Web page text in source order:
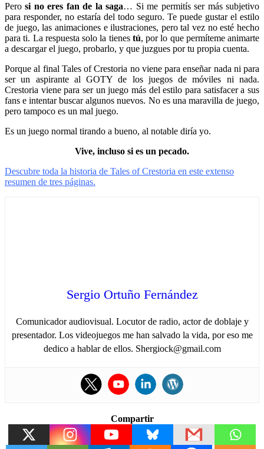
Pero si no eres fan de la saga… Si me permitís ser más subjetivo
para responder, no estaría del todo seguro. Te puede gustar el estilo
de juego, las animaciones e ilustraciones, pero tal vez no esté hecho
para ti. La respuesta solo la tienes tú, por lo que permíteme animarte
a descargar el juego, probarlo, y que juzgues por tu propia cuenta.
Porque al final Tales of Crestoria no viene para enseñar nada ni para
ser un aspirante al GOTY de los juegos de móviles ni nada.
Crestoria viene para ser un juego más del estilo para satisfacer a sus
fans e intentar buscar algunos nuevos. No es una maravilla de juego,
pero tampoco es un mal juego.
Es un juego normal tirando a bueno, al notable diría yo.
Vive, incluso si es un pecado.
Descubre toda la historia de Tales of Crestoria en este extenso
resumen de tres páginas.
Sergio Ortuño Fernández
Comunicador audiovisual. Locutor de radio, actor de doblaje y
presentador. Los videojuegos me han salvado la vida, por eso me
dedico a hablar de ellos. Shergiock@gmail.com
Compartir